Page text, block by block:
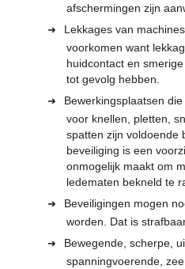
afschermingen zijn
Lekkages van
voorkomen want
huidcontact en
tot gevolg hebben.
Bewerkingsplaatsen
voor knellen, pletten,
spatten zijn voldoende
beveiliging is een
onmogelijk maakt om
ledematen bekneld te
Beveiligingen mogen
worden. Dat is
Bewegende, scherpe,
spanningvoerende,